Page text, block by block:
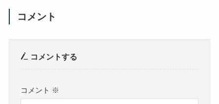
コメント
コメントする
コメント ※